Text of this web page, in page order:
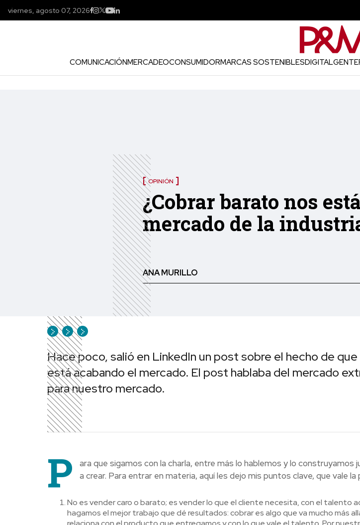
viernes, agosto 07, 2026
COMUNICACIÓNMERCADEOCONSUMIDORMARCAS SOSTENIBLESDIGITALGENTE
OPINIÓN
¿Cobrar barato nos
mercado de la
ANA MURILLO
Hace poco, salió en LinkedIn un post sobre el hecho de
está acabando el mercado. El post hablaba del mercado
para nuestro mercado.
P
ara que sigamos con la charla, entre más lo hablemos y lo construyamos
a crear. Para entrar en materia, aquí les dejo mis puntos clave, que vale la
No es vender caro o barato; es vender lo que el cliente necesita, con el talento
hagamos el mejor trabajo que dé resultados: cobrar es algo que va mucho más